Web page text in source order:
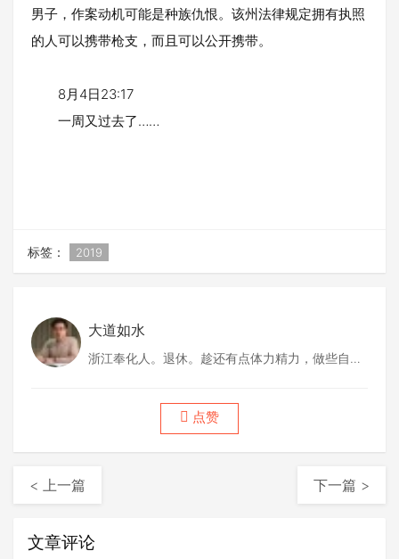
男子，作案动机可能是种族仇恨。该州法律规定拥有执照
的人可以携带枪支，而且可以公开携带。
8月4日23:17
一周又过去了……
标签： 2019
大道如水
浙江奉化人。退休。趁还有点体力精力，做些自己
点赞
< 上一篇 下一篇 >
文章评论